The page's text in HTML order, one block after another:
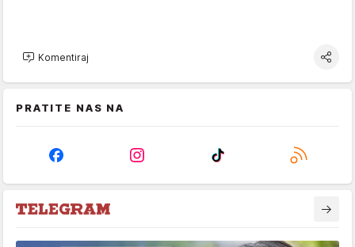
Komentiraj
PRATITE NAS NA